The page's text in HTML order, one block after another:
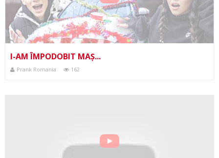
I-AM ÎMPODOBIT MAȘ...
Prank Romania 162